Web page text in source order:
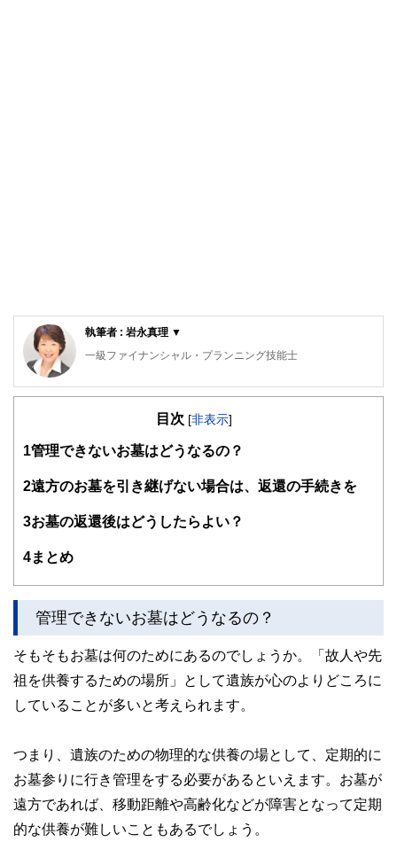
執筆者 : 岩永真理 ▼
一級ファイナンシャル・プランニング技能士
CFP®
般財団法人女性労働協会 認定講師。IFPコンフォート代表
センブルグ赴任等を含め10年超勤務。結婚後は夫の転勤に伴
年以上在住。ロンドンでは、現地の小学生に日本文化を伝え
CFP®として独立後は、個別相談・セミナー講師・執筆など
を行う。
右すると考え、学校教育でこれらの知識が身につく社会にな
ることを提唱している。
目次 [非表示]
1 管理できないお墓はどうなるの？
2遠方のお墓を引き継げない場合は、返還の手続きを
3お墓の返還後はどうしたらよい？
4まとめ
管理できないお墓はどうなるの？
そもそもお墓は何のためにあるのでしょうか。「故人や先
祖を供養するための場所」として遺族が心のよりどころに
していることが多いと考えられます。
つまり、遺族のための物理的な供養の場として、定期的に
お墓参りに行き管理をする必要があるといえます。お墓が
遠方であれば、移動距離や高齢化などが障害となって定期
的な供養が難しいこともあるでしょう。